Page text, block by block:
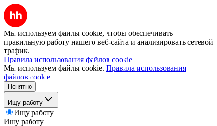
Мы используем файлы cookie, чтобы обеспечивать
правильную работу нашего веб-сайта и анализировать сетевой
трафик.
Правила использования файлов cookie
Мы используем файлы cookie. Правила использования
файлов cookie
Понятно
Ищу работу
Ищу работу
Ищу работу